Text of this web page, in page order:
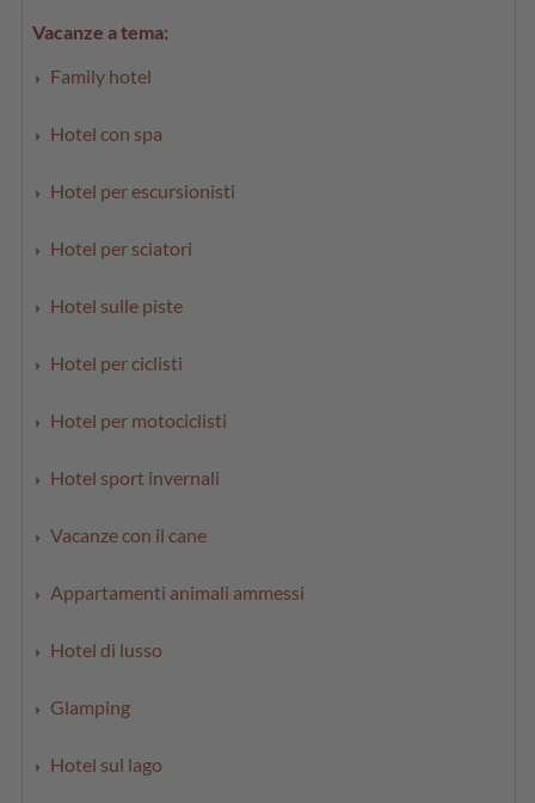
Vacanze a tema:
Family hotel
Hotel con spa
Hotel per escursionisti
Hotel per sciatori
Hotel sulle piste
Hotel per ciclisti
Hotel per motociclisti
Hotel sport invernali
Vacanze con il cane
Appartamenti animali ammessi
Hotel di lusso
Glamping
Hotel sul lago